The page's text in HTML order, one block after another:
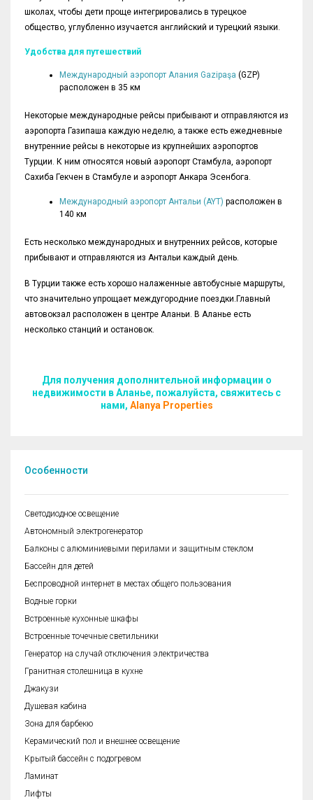
школах, чтобы дети проще интегрировались в турецкое
общество, углубленно изучается английский и турецкий языки.
Удобства для путешествий
Международный аэропорт Алания Gazipaşa (GZP)
расположен в 35 км
Некоторые международные рейсы прибывают и отправляются из
аэропорта Газипаша каждую неделю, а также есть ежедневные
внутренние рейсы в некоторые из крупнейших аэропортов
Турции. К ним относятся новый аэропорт Стамбула, аэропорт
Сахиба Гекчен в Стамбуле и аэропорт Анкара Эсенбога.
Международный аэропорт Антальи (AYT) расположен в
140 км
Есть несколько международных и внутренних рейсов, которые
прибывают и отправляются из Антальи каждый день.
В Турции также есть хорошо налаженные автобусные маршруты,
что значительно упрощает междугородние поездки.Главный
автовокзал расположен в центре Аланьи. В Аланье есть
несколько станций и остановок.
Для получения дополнительной информации о
недвижимости в Аланье, пожалуйста, свяжитесь с
нами, Alanya Properties
Особенности
Cветодиодное освещение
Автономный электрогенератор
Балконы с алюминиевыми перилами и защитным стеклом
Бассейн для детей
Беспроводной интернет в местах общего пользования
Водные горки
Встроенные кухонные шкафы
Встроенные точечные светильники
Генератор на случай отключения электричества
Гранитная столешница в кухне
Джакузи
Душевая кабина
Зона для барбекю
Керамический пол и внешнее освещение
Крытый бассейн с подогревом
Ламинат
Лифты